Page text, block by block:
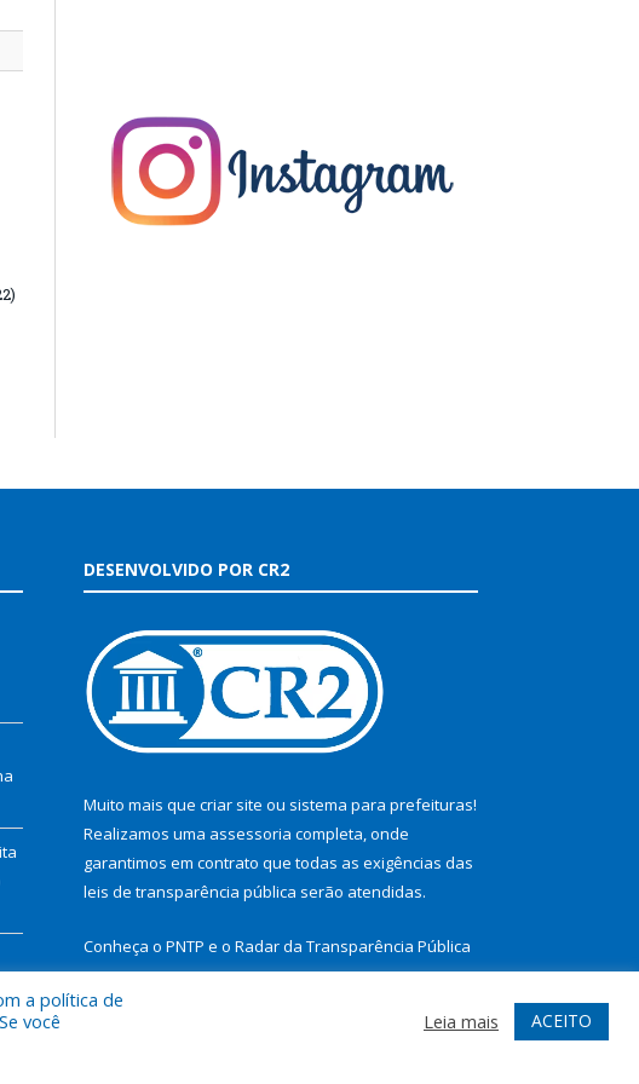
DESENVOLVIDO POR CR2
Muito mais que criar site ou sistema para prefeituras!
Realizamos uma assessoria completa, onde
garantimos em contrato que todas as exigências das
leis de transparência pública serão atendidas.
Conheça o PNTP e o Radar da Transparência Pública
a política de
você
Leia mais ACEITO